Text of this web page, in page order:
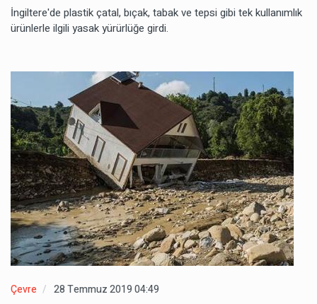
İngiltere'de plastik çatal, bıçak, tabak ve tepsi gibi tek kullanımlık
ürünlerle ilgili yasak yürürlüğe girdi.
Çevre 28 Temmuz 2019 04:49